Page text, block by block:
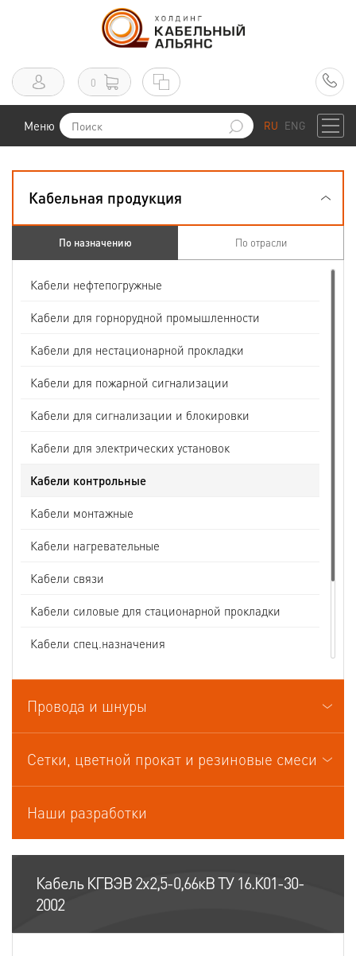
0
Меню RU ENG
Кабельная продукция
По назначению По отрасли
Кабели нефтепогружные
Кабели для горнорудной промышленности
Кабели для нестационарной прокладки
Кабели для пожарной сигнализации
Кабели для сигнализации и блокировки
Кабели для электрических установок
Кабели контрольные
Кабели монтажные
Кабели нагревательные
Кабели связи
Кабели силовые для стационарной прокладки
Кабели спец.назначения
Кабели судовые
Кабели термоэлектродные
Провода и шнуры
Сетки, цветной прокат и резиновые смеси
Наши разработки
Кабель КГВЭВ 2х2,5-0,66кВ ТУ 16.К01-30-
2002